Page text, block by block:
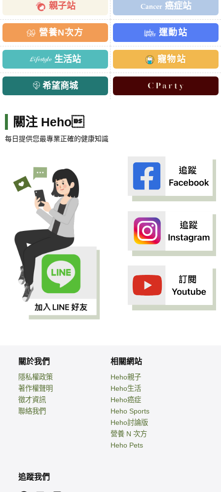
親子站 癌症站
營養N次方 運動站
生活站 寵物站
希望商城
關注 Heho
每日提供您最專業正確的健康知識
關於我們
隱私權政策
著作權聲明
徵才資訊
聯絡我們
相關網站
Heho親子
Heho生活
Heho癌症
Heho Sports
Heho討論版
營養 N 次方
Heho Pets
追蹤我們